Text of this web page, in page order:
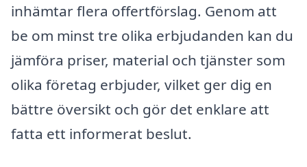
inhämtar flera offertförslag. Genom att
be om minst tre olika erbjudanden kan du
jämföra priser, material och tjänster som
olika företag erbjuder, vilket ger dig en
bättre översikt och gör det enklare att
fatta ett informerat beslut.